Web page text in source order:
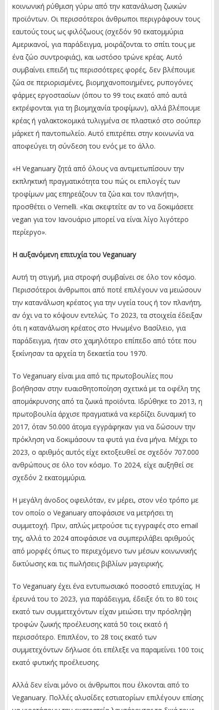
κοινωνική ρύθμιση γύρω από την κατανάλωση ζωικών
προϊόντων. Οι περισσότεροι άνθρωποι περιγράφουν τους
εαυτούς τους ως φιλόζωους (σχεδόν 90 εκατομμύρια
Αμερικανοί, για παράδειγμα, μοιράζονται το σπίτι τους με
ένα ζώο συντροφιάς), και ωστόσο τρώνε κρέας. Αυτό
συμβαίνει επειδή τις περισσότερες φορές, δεν βλέπουμε
ζώα σε περιορισμένες, βιομηχανοποιημένες, ρυπογόνες
φάρμες εργοστασίων (όπου το 99 τοις εκατό από αυτά
εκτρέφονται για τη βιομηχανία τροφίμων), αλλά βλέπουμε
κρέας ή γαλακτοκομικά τυλιγμένα σε πλαστικό στο σούπερ
μάρκετ ή παντοπωλείο. Αυτό επιτρέπει στην κοινωνία να
αποφεύγει τη σύνδεση του ενός με το άλλο.
«Η Veganuary ζητά από όλους να αντιμετωπίσουν την
εκπληκτική πραγματικότητα του πώς οι επιλογές των
τροφίμων μας επηρεάζουν τα ζώα και τον πλανήτη»,
προσθέτει ο Vernelli. «Και σκεφτείτε αν το να δοκιμάσετε
vegan για τον Ιανουάριο μπορεί να είναι λίγο λιγότερο
περίεργο».
Η αυξανόμενη επιτυχία του Veganuary
Αυτή τη στιγμή, μια στροφή συμβαίνει σε όλο τον κόσμο.
Περισσότεροι άνθρωποι από ποτέ επιλέγουν να μειώσουν
την κατανάλωση κρέατος για την υγεία τους ή τον πλανήτη,
αν όχι να το κόψουν εντελώς. Το 2023, τα στοιχεία έδειξαν
ότι η κατανάλωση κρέατος στο Ηνωμένο Βασίλειο, για
παράδειγμα, ήταν στο χαμηλότερο επίπεδο από τότε που
ξεκίνησαν τα αρχεία τη δεκαετία του 1970.
Το Veganuary είναι μια από τις πρωτοβουλίες που
βοήθησαν στην ευαισθητοποίηση σχετικά με τα οφέλη της
απομάκρυνσης από τα ζωικά προϊόντα. Ιδρύθηκε το 2013, η
πρωτοβουλία άρχισε πραγματικά να κερδίζει δυναμική το
2017, όταν 50.000 άτομα εγγράφηκαν για να δώσουν την
πρόκληση να δοκιμάσουν τα φυτά για ένα μήνα. Μέχρι το
2023, ο αριθμός αυτός είχε εκτοξευθεί σε σχεδόν 707.000
ανθρώπους σε όλο τον κόσμο. Το 2024, είχε αυξηθεί σε
σχεδόν 2 εκατομμύρια.
Η μεγάλη άνοδος οφειλόταν, εν μέρει, στον νέο τρόπο με
τον οποίο ο Veganuary αποφάσισε να μετρήσει τη
συμμετοχή. Πριν, απλώς μετρούσε τις εγγραφές στο email
της, αλλά το 2024 αποφάσισε να συμπεριλάβει αριθμούς
από μορφές όπως το περιεχόμενο των μέσων κοινωνικής
δικτύωσης και τις πωλήσεις βιβλίων μαγειρικής.
Το Veganuary έχει ένα εντυπωσιακό ποσοστό επιτυχίας. Η
έρευνά του το 2023, για παράδειγμα, έδειξε ότι το 80 τοις
εκατό των συμμετεχόντων είχαν μειώσει την πρόσληψη
τροφών ζωικής προέλευσης κατά 50 τοις εκατό ή
περισσότερο. Επιπλέον, το 28 τοις εκατό των
συμμετεχόντων δήλωσε ότι επέλεξε να παραμείνει 100 τοις
εκατό φυτικής προέλευσης.
Αλλά δεν είναι μόνο οι άνθρωποι που έλκονται από το
Veganuary. Πολλές αλυσίδες εστιατορίων επιλέγουν επίσης